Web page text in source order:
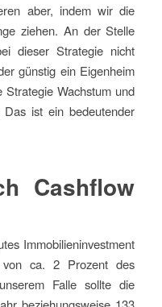
aber, indem wir die
ziehen. An der Stelle
dieser Strategie nicht
günstig ein Eigenheim
Wachstum und
ist ein bedeutender
Cashflow
Immobilieninvestment
von ca. 2 Prozent des
Falle sollte die